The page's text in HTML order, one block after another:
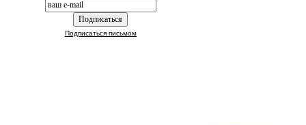
Подписаться письмом